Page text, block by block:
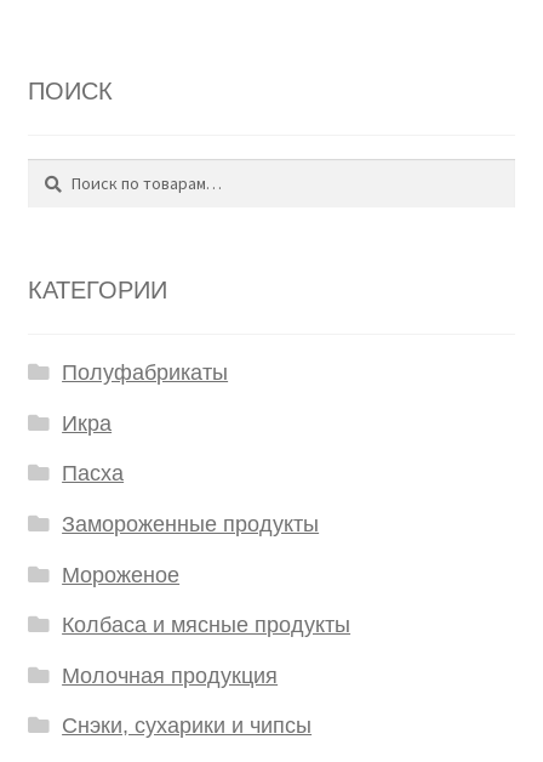
ПОИСК
Искать:
Поиск
КАТЕГОРИИ
Полуфабрикаты
Икра
Пасха
Замороженные продукты
Мороженое
Колбаса и мясные продукты
Молочная продукция
Снэки, сухарики и чипсы